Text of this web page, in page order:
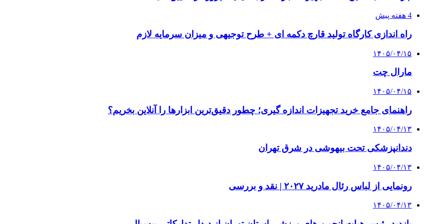
4 هفته پیش
راه اندازی کارگاه تولید قارچ دکمه ای + طرح توجیهی و میزان سرمایه لازم
۱۴۰۵/۰۴/۱۵
مارال چت
۱۴۰۵/۰۴/۱۵
راهنمای جامع خرید تجهیزات اندازه گیری؛ چطور دقیق‌ترین ابزارها را آنلاین بخریم؟
۱۴۰۵/۰۴/۱۳
دندانپزشکی تحت بیهوشی در شرق تهران
۱۴۰۵/۰۴/۱۳
رونمایی از لباس رئال مادرید ۲۰۲۷ | نقد و بررسی
۱۴۰۵/۰۴/۱۳